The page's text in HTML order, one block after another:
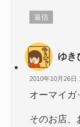
返信
ゆき
2010年10月26日
オーマイガ
そのお店、